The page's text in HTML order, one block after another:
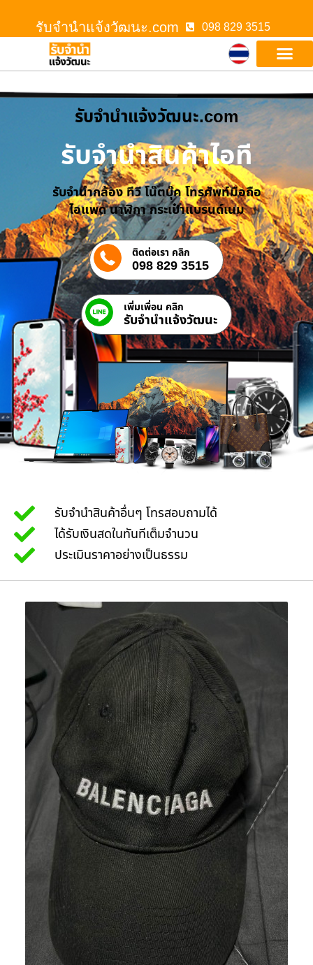
รับจํานําแจ้งวัฒนะ.com 098 829 3515
รับจํานําแจ้งวัฒนะ.com
รับจำนำสินค้าไอที
รับจำนำกล้อง ทีวี โน๊ตบุ๊ค โทรศัพท์มือถือ
ไอแพด นาฬิกา กระเป๋าแบรนด์เนม
ติดต่อเรา คลิก
098 829 3515
เพิ่มเพื่อน คลิก
รับจํานําแจ้งวัฒนะ
รับจำนำสินค้าอื่นๆ โทรสอบถามได้
ได้รับเงินสดในทันทีเต็มจำนวน
ประเมินราคาอย่างเป็นธรรม